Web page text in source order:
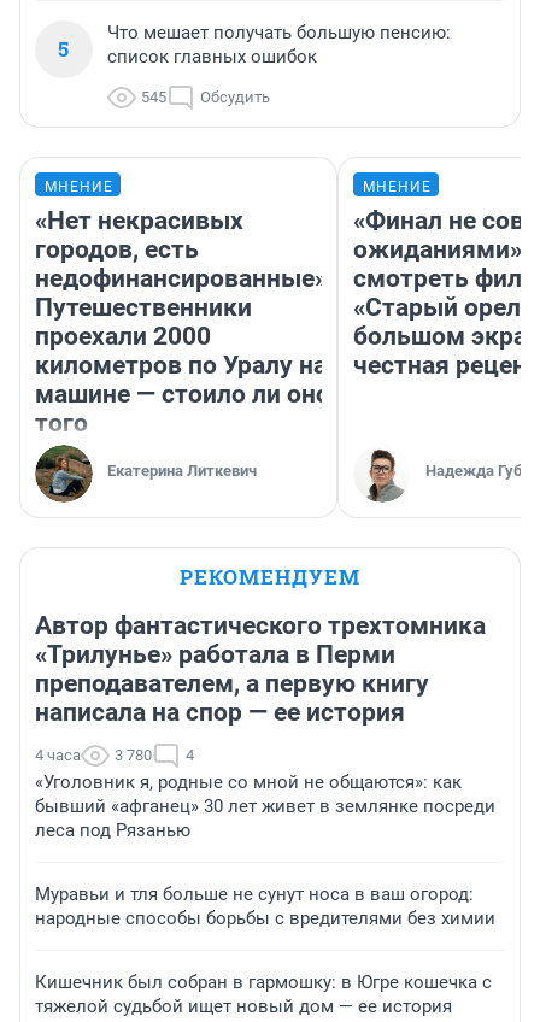
5
Что мешает получать большую пенсию:
список главных ошибок
545 Обсудить
МНЕНИЕ
«Нет некрасивых
городов, есть
недофинансированные».
Путешественники
проехали 2000
километров по Уралу на
машине — стоило ли оно
того
Екатерина Литкевич
МНЕНИЕ
«Финал не
ожиданиями»:
смотреть
«Старый орел»
большом
честная
Надежда
РЕКОМЕНДУЕМ
Автор фантастического трехтомника
«Трилунье» работала в Перми
преподавателем, а первую книгу
написала на спор — ее история
4 часа 3 780 4
«Уголовник я, родные со мной не общаются»: как
бывший «афганец» 30 лет живет в землянке посреди
леса под Рязанью
Муравьи и тля больше не сунут носа в ваш огород:
народные способы борьбы с вредителями без химии
Кишечник был собран в гармошку: в Югре кошечка с
тяжелой судьбой ищет новый дом — ее история